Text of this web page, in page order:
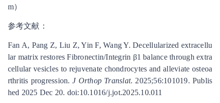
m）
参考文献：
Fan A, Pang Z, Liu Z, Yin F, Wang Y. Decellularized extracellu
lar matrix restores Fibronectin/Integrin β1 balance through extra
cellular vesicles to rejuvenate chondrocytes and alleviate osteoa
rthritis progression.J Orthop Translat. 2025;56:101019. Publis
hed 2025 Dec 20. doi:10.1016/j.jot.2025.10.011